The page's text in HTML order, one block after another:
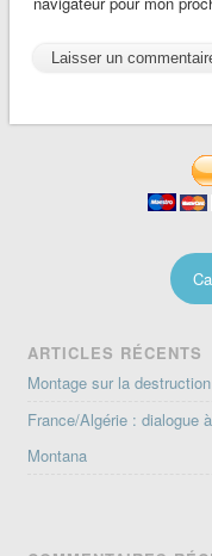
ARTICLES RÉCENTS
Montage sur la
France/Algérie : dialogue
Montana